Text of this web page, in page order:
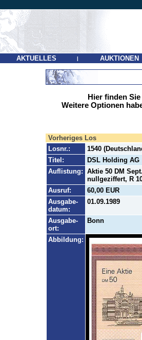
AKTUELLES | AUKTIONEN
Hier finden
Weitere Optionen
Vorheriges Los
Losnr.:
1540
Titel:
DSL Holding AG
Auflistung: Aktie 50 DM
nullgeziffert, R
Ausruf:
60,00 EUR
Ausgabe-
datum:
01.09.1989
Ausgabe-
ort:
Bonn
Abbildung: